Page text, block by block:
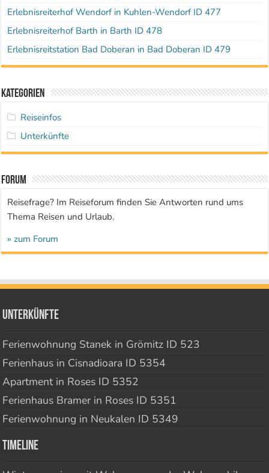
Erlebnisreiterhof Wendorf in Kuhlen-Wendorf ID 477
Erlebnisreiterhof Barth in Barth ID 478
Erlebnisreitstation Bad Doberan in Bad Doberan ID 479
Kategorien
Reiseinfos
Unterkünfte
Forum
Reisefrage? Im Reiseforum finden Sie Antworten rund ums
Thema Reisen und Urlaub.
» zum Forum
Unterkünfte
Ferienwohnung Stanek in Grömitz ID 523
Ferienhaus in Cisnadioara ID 5354
Apartment in Roses ID 5352
Ferienhaus Bramer in Roses ID 5351
Ferienwohnung in Neukalen ID 5349
Timeline